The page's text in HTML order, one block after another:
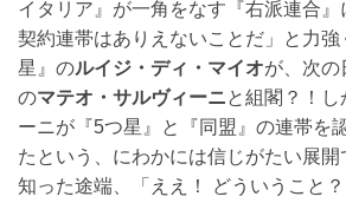
イタリア』が一角をなす『右派連合
契約連帯はありえないことだ」と力
星』のルイジ・ディ・マイオが、次の
のマテオ・サルヴィーニと組閣？！し
ーニが『5つ星』と『同盟』の連帯を認
たという、にわかには信じがたい展
知った途端、「ええ！ どういうこと